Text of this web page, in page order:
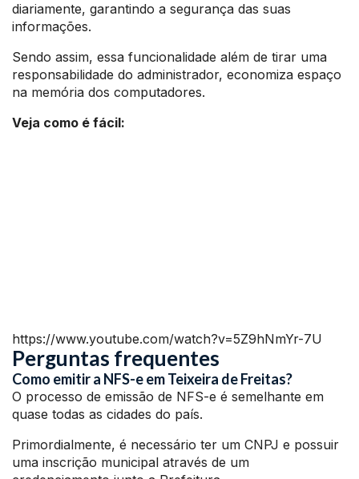
diariamente, garantindo a segurança das suas
informações.
Sendo assim, essa funcionalidade além de tirar uma
responsabilidade do administrador, economiza espaço
na memória dos computadores.
Veja como é fácil:
https://www.youtube.com/watch?v=5Z9hNmYr-7U
Perguntas frequentes
Como emitir a NFS-e em Teixeira de Freitas?
O processo de emissão de NFS-e é semelhante em
quase todas as cidades do país.
Primordialmente, é necessário ter um CNPJ e possuir
uma inscrição municipal através de um